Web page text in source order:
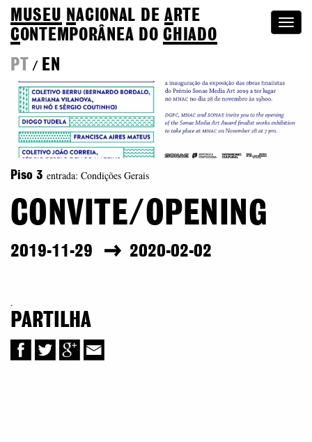
MUSEU NACIONAL DEA RTE
CONTEMPORÂNEA DOCHIADO
PT
/ EN
Piso 3 entrada: Condições Gerais
CONVITE/OPENING
2019-11-29 2020-02-02
.
PARTILHA